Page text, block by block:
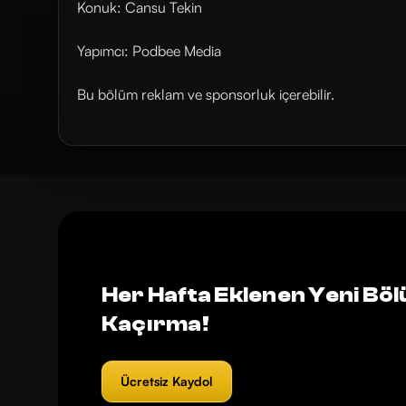
Konuk: Cansu Tekin
Yapımcı: Podbee Media
Bu bölüm reklam ve sponsorluk içerebilir.
Her Hafta Eklenen Yeni
Kaçırma!
Ücretsiz Kaydol